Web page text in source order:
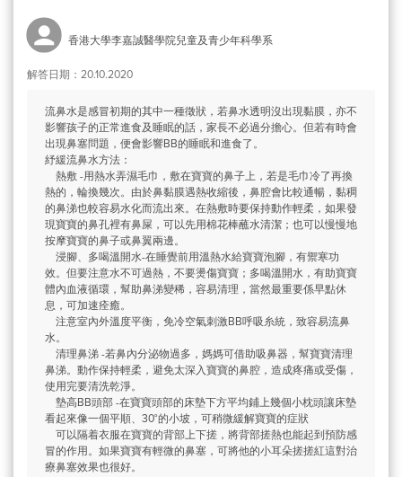
香港大學李嘉誠醫學院兒童及青少年科學系
解答日期：20.10.2020
流鼻水是感冒初期的其中一種徵狀，若鼻水透明沒出現黏膜，亦不
影響孩子的正常進食及睡眠的話，家長不必過分擔心。但若有時會
出現鼻塞問題，便會影響BB的睡眠和進食了。
紓緩流鼻水方法：
熱敷 -用熱水弄濕毛巾，敷在寶寶的鼻子上，若是毛巾冷了再換
熱的，輪換幾次。由於鼻黏膜遇熱收縮後，鼻腔會比較通暢，黏稠
的鼻涕也較容易水化而流出來。在熱敷時要保持動作輕柔，如果發
現寶寶的鼻孔裡有鼻屎，可以先用棉花棒蘸水清潔；也可以慢慢地
按摩寶寶的鼻子或鼻翼兩邊。
浸腳、多喝溫開水-在睡覺前用溫熱水給寶寶泡腳，有禦寒功
效。但要注意水不可過熱，不要燙傷寶寶；多喝溫開水，有助寶寶
體內血液循環，幫助鼻涕變稀，容易清理，當然最重要係早點休
息，可加速痊癒。
注意室內外溫度平衡，免冷空氣刺激BB呼吸糸統，致容易流鼻
水。
清理鼻涕 -若鼻內分泌物過多，媽媽可借助吸鼻器，幫寶寶清理
鼻涕。動作保持輕柔，避免太深入寶寶的鼻腔，造成疼痛或受傷，
使用完要清洗乾淨。
墊高BB頭部 -在寶寶頭部的床墊下方平均鋪上幾個小枕頭讓床墊
看起來像一個平順、30°的小坡，可稍微緩解寶寶的症狀
可以隔着衣服在寶寶的背部上下搓，將背部搓熱也能起到預防感
冒的作用。如果寶寶有輕微的鼻塞，可將他的小耳朵搓搓紅這對治
療鼻塞效果也很好。